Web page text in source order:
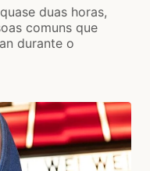
duas horas,
comuns que
durante o